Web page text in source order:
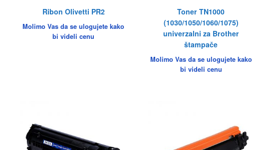
Ribon Olivetti PR2
Molimo Vas da se ulogujete kako
bi videli cenu
Toner TN1000
(1030/1050/1060/1075)
univerzalni za Brother
štampače
Molimo Vas da se ulogujete kako
bi videli cenu